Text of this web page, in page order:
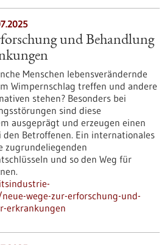
und Behandlung
Menschen lebensverändernde
Wimpernschlag treffen und andere
stehen? Besonders bei
sind diese
ausgeprägt und erzeugen einen
den Betroffenen. Ein internationales
zugrundeliegenden
und so den Weg für
wege-zur-erforschung-und-
erkrankungen